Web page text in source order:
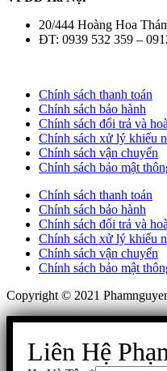
20/444 Hoàng Hoa
ĐT: 0939 532 359 –
Chính sách thanh toán
Chính sách bảo hành
Chính sách đổi trả và
Chính sách xử lý khiếu
Chính sách vận chuyển
Chính sách bảo mật
Chính sách thanh toán
Chính sách bảo hành
Chính sách đổi trả và
Chính sách xử lý khiếu
Chính sách vận chuyển
Chính sách bảo mật
Copyright © 2021
Liên Hệ